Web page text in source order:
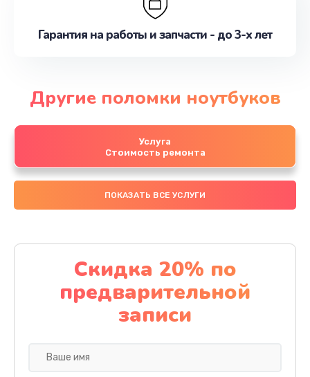
Гарантия на работы и запчасти - до 3-х лет
Другие поломки ноутбуков
Услуга
Стоимость ремонта
ПОКАЗАТЬ ВСЕ УСЛУГИ
Скидка 20% по
предварительной
записи